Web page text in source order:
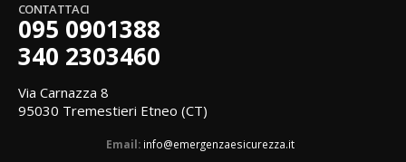
CONTATTACI
095 0901388
340 2303460
Via Carnazza 8
95030 Tremestieri Etneo (CT)
Email: info@emergenzaesicurezza.it